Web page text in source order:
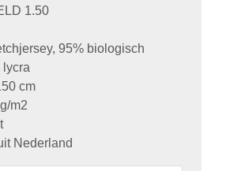
1.50
95% biologisch
lycra
cm
m2
Nederland